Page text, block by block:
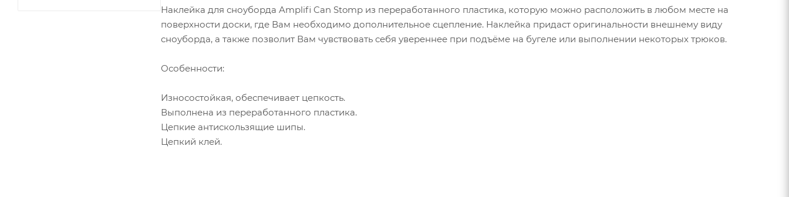
Наклейка для сноуборда Amplifi Can Stomp из переработанного пластика, которую можно расположить в любом месте на
поверхности доски, где Вам необходимо дополнительное сцепление. Наклейка придаст оригинальности внешнему виду
сноуборда, а также позволит Вам чувствовать себя увереннее при подъёме на бугеле или выполнении некоторых трюков.
Особенности:
Износостойкая, обеспечивает цепкость.
Выполнена из переработанного пластика.
Цепкие антискользящие шипы.
Цепкий клей.